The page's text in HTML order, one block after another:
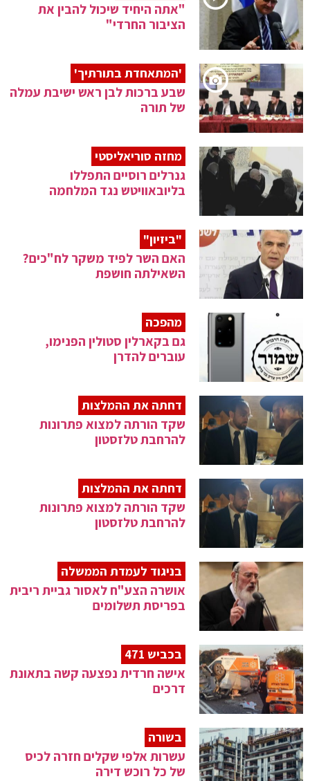
"אתה היחיד שיכול להבין את
הציבור החרדי"
'המתאחדת בתורתיך'
שבע ברכות לבן ראש ישיבת עמלה
של תורה
מחזה סוריאליסטי
גנרלים רוסיים התפללו
בליובאוויטש נגד המלחמה
"ביזיון"
האם השר לפיד משקר לח"כים?
השאילתה חושפת
מהפכה
גם בקארלין סטולין הפנימו,
עוברים להדרן
דחתה את ההמלצות
שקד הורתה למצוא פתרונות
להרחבת טלזסטון
דחתה את ההמלצות
שקד הורתה למצוא פתרונות
להרחבת טלזסטון
בניגוד לעמדת הממשלה
אושרה הצע"ח לאסור גביית ריבית
בפריסת תשלומים
בכביש 471
אישה חרדית נפצעה קשה בתאונת
דרכים
בשורה
עשרות אלפי שקלים חזרה לכיס
של כל רוכש דירה